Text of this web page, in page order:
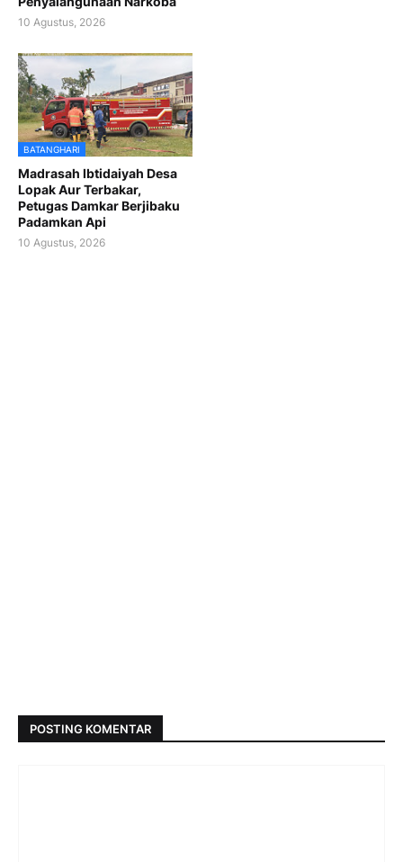
10 Agustus, 2026
BATANGHARI
Madrasah Ibtidaiyah Desa
Lopak Aur Terbakar,
Petugas Damkar Berjibaku
Padamkan Api
10 Agustus, 2026
POSTING KOMENTAR